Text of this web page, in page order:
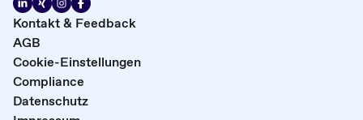
Kontakt & Feedback
AGB
Cookie-Einstellungen
Compliance
Datenschutz